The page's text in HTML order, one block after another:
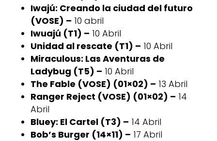
Iwajú: Creando la ciudad del futuro
(VOSE) – 10 abril
Iwuajú (T1) – 10 Abril
Unidad al rescate (T1) – 10 Abril
Miraculous: Las Aventuras de
Ladybug (T5) – 10 Abril
The Fable (VOSE) (01×02) – 13 Abril
Ranger Reject (VOSE) (01×02) – 14
Abril
Bluey: El Cartel (T3) – 14 Abril
Bob’s Burger (14×11) – 17 Abril